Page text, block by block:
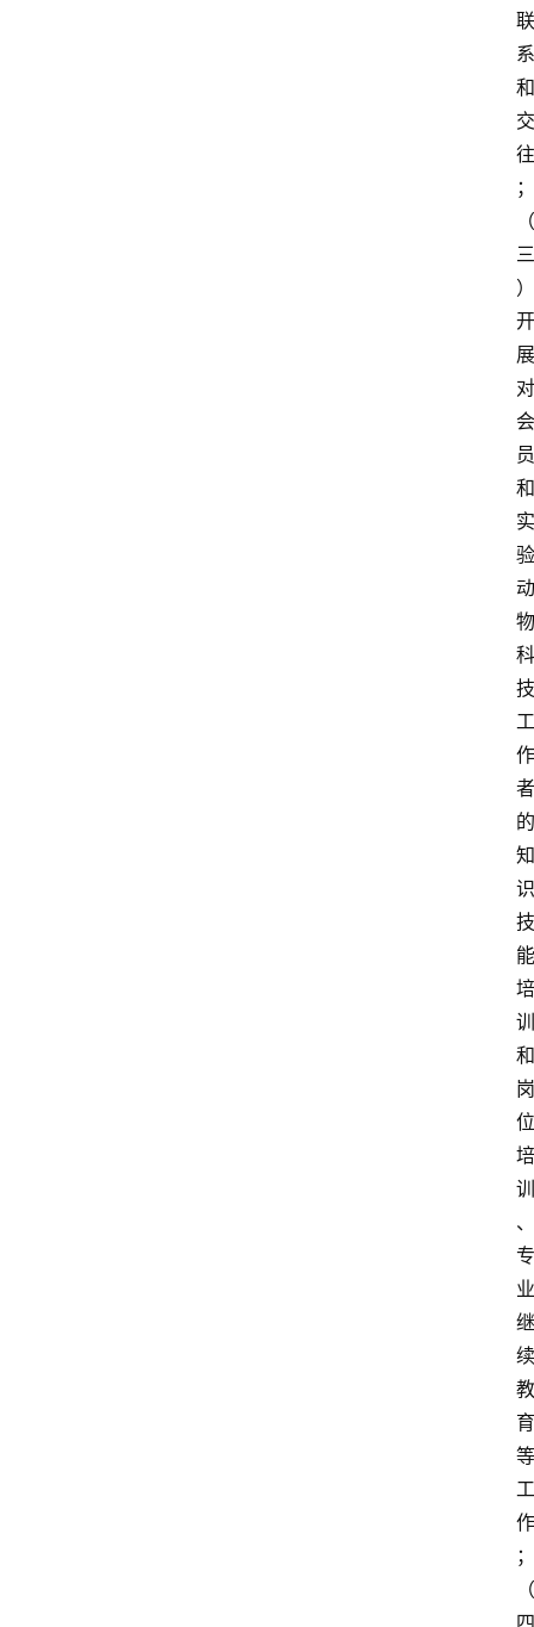
联
系
和
交
往
；
（
三
）
开
展
对
会
员
和
实
验
动
物
科
技
工
作
者
的
知
识
技
能
培
训
和
岗
位
培
训
、
专
业
继
续
教
育
等
工
作
；
（
四